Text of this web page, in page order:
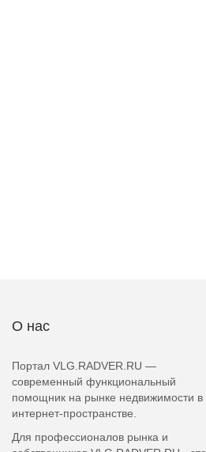
О нас
Портал VLG.RADVER.RU —
современный функциональный
помощник на рынке недвижимости в
интернет-пространстве.
Для профессионалов рынка и